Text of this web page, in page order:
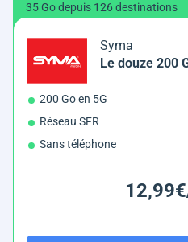
35 Go depuis 126 destinations
Syma
Le douze 200
200 Go en 5G
Réseau SFR
Sans téléphone